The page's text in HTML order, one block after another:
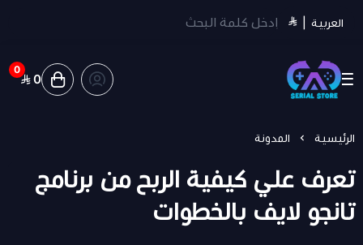
العربية
سيريل ستور | Serial Store
0
0
الرئيسية المدونة
تعرف علي كيفية الربح من برنامج
تانجو لايف بالخطوات